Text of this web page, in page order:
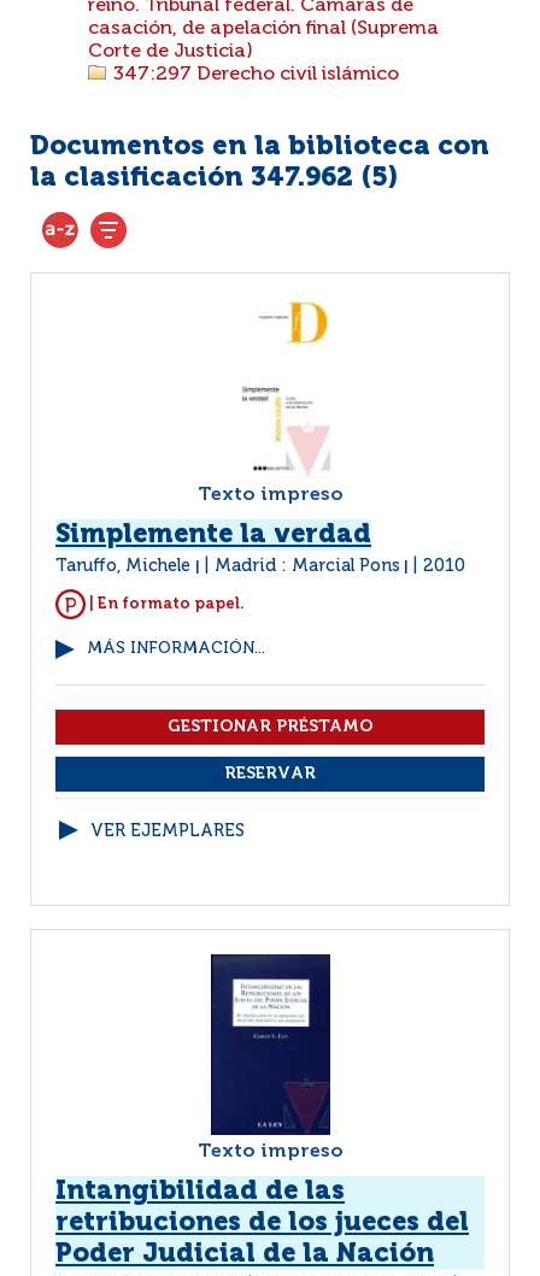
reino. Tribunal federal. Cámaras de
casación, de apelación final (Suprema
Corte de Justicia)
347:297 Derecho civil islámico
Documentos en la biblioteca con
la clasificación 347.962 (5)
Texto impreso
Simplemente la verdad
Taruffo, Michele Madrid : Marcial Pons 2010
| En formato papel.
MÁS INFORMACIÓN...
VER EJEMPLARES
Texto impreso
Intangibilidad de las
retribuciones de los jueces del
Poder Judicial de la Nación